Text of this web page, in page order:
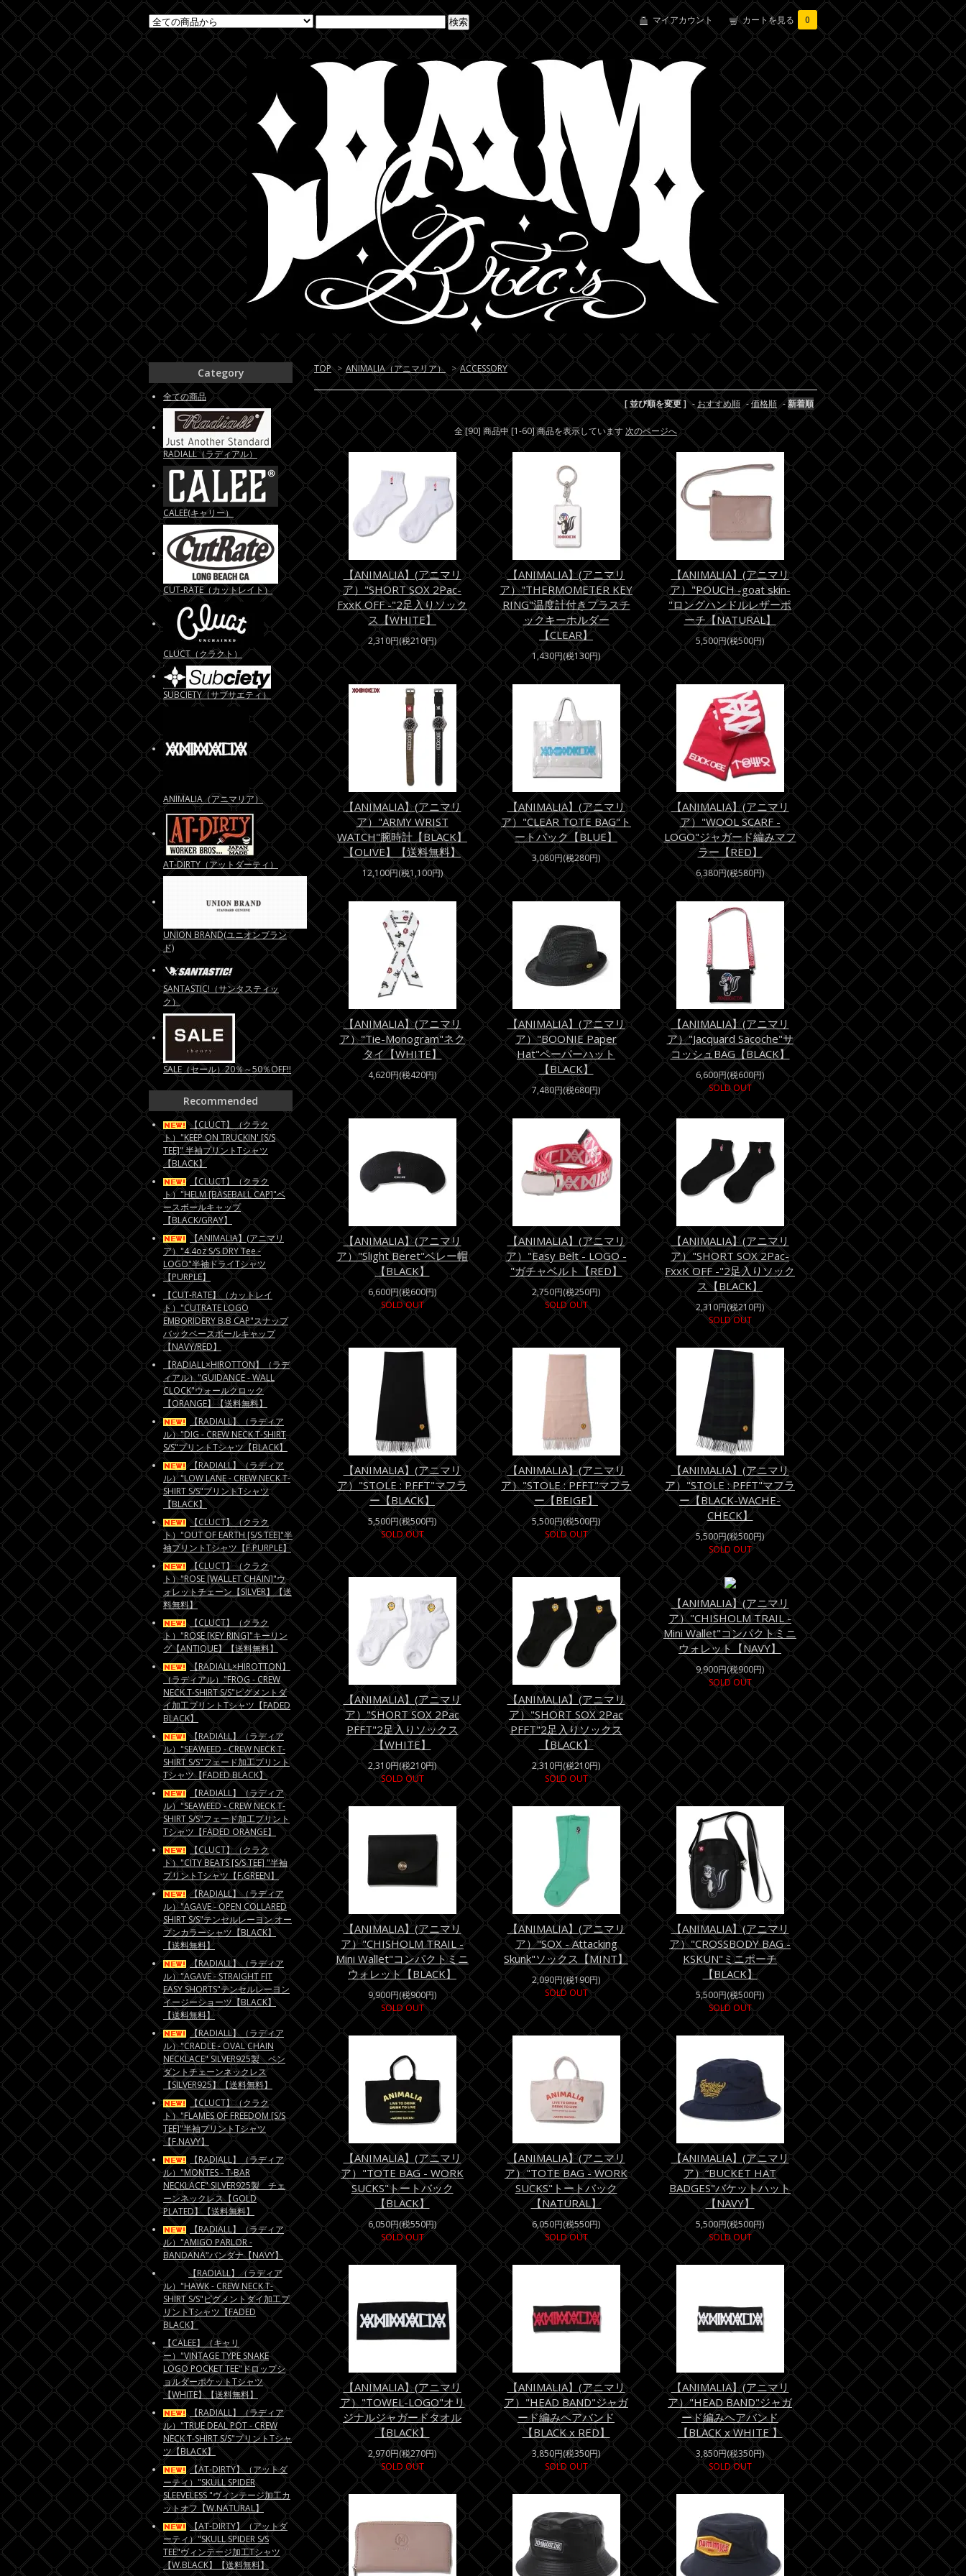
マイアカウント カートを見る 0
TOP > ANIMALIA（アニマリア） > ACCESSORY
[ 並び順を変更 ] - おすすめ順 -価格順 -新着順
全 [90] 商品中 [1-60] 商品を表示しています 次のページへ
【ANIMALIA】(アニマリ
ア）"SHORT SOX 2Pac-
FxxK OFF -"2足入りソック
ス【WHITE】
2,310円(税210円)
【ANIMALIA】(アニマリ
ア）"THERMOMETER KEY
RING"温度計付きプラスチ
ックキーホルダー
【CLEAR】
1,430円(税130円)
【ANIMALIA】(アニマリ
ア）"POUCH -goat skin-
"ロングハンドルレザーポ
ーチ【NATURAL】
5,500円(税500円)
【ANIMALIA】(アニマリ
ア）"ARMY WRIST
WATCH"腕時計【BLACK】
【OLIVE】【送料無料】
12,100円(税1,100円)
【ANIMALIA】(アニマリ
ア）"CLEAR TOTE BAG"ト
ートバック【BLUE】
3,080円(税280円)
【ANIMALIA】(アニマリ
ア）"WOOL SCARF -
LOGO"ジャガード編みマフ
ラー【RED】
6,380円(税580円)
【ANIMALIA】(アニマリ
ア）"Tie-Monogram"ネク
タイ【WHITE】
4,620円(税420円)
【ANIMALIA】(アニマリ
ア）"BOONIE Paper
Hat"ペーパーハット
【BLACK】
7,480円(税680円)
【ANIMALIA】(アニマリ
ア）"Jacquard Sacoche"サ
コッシュBAG【BLACK】
6,600円(税600円)
SOLD OUT
【ANIMALIA】(アニマリ
ア）"Slight Beret"ベレー帽
【BLACK】
6,600円(税600円)
SOLD OUT
【ANIMALIA】(アニマリ
ア）"Easy Belt - LOGO -
"ガチャベルト【RED】
2,750円(税250円)
SOLD OUT
【ANIMALIA】(アニマリ
ア）"SHORT SOX 2Pac-
FxxK OFF -"2足入りソック
ス【BLACK】
2,310円(税210円)
SOLD OUT
【ANIMALIA】(アニマリ
ア）"STOLE : PFFT"マフラ
ー【BLACK】
5,500円(税500円)
SOLD OUT
【ANIMALIA】(アニマリ
ア）"STOLE : PFFT"マフラ
ー【BEIGE】
5,500円(税500円)
SOLD OUT
【ANIMALIA】(アニマリ
ア）"STOLE : PFFT"マフラ
ー【BLACK-WACHE-
CHECK】
5,500円(税500円)
SOLD OUT
【ANIMALIA】(アニマリ
ア）"SHORT SOX 2Pac
PFFT"2足入りソックス
【WHITE】
2,310円(税210円)
SOLD OUT
【ANIMALIA】(アニマリ
ア）"SHORT SOX 2Pac
PFFT"2足入りソックス
【BLACK】
2,310円(税210円)
SOLD OUT
【ANIMALIA】(アニマリ
ア）"CHISHOLM TRAIL -
Mini Wallet"コンパクトミニ
ウォレット【NAVY】
9,900円(税900円)
SOLD OUT
【ANIMALIA】(アニマリ
ア）"CHISHOLM TRAIL -
Mini Wallet"コンパクトミニ
ウォレット【BLACK】
9,900円(税900円)
SOLD OUT
【ANIMALIA】(アニマリ
ア）"SOX - Attacking
Skunk"ソックス【MINT】
2,090円(税190円)
SOLD OUT
【ANIMALIA】(アニマリ
ア）"CROSSBODY BAG -
KSKUN"ミニポーチ
【BLACK】
5,500円(税500円)
SOLD OUT
【ANIMALIA】(アニマリ
ア）"TOTE BAG - WORK
SUCKS"トートバック
【BLACK】
6,050円(税550円)
SOLD OUT
【ANIMALIA】(アニマリ
ア）"TOTE BAG - WORK
SUCKS"トートバック
【NATURAL】
6,050円(税550円)
SOLD OUT
【ANIMALIA】(アニマリ
ア）“BUCKET HAT
BADGES"バケットハット
【NAVY】
5,500円(税500円)
SOLD OUT
【ANIMALIA】(アニマリ
ア）"TOWEL-LOGO"オリ
ジナルジャガードタオル
【BLACK】
2,970円(税270円)
SOLD OUT
【ANIMALIA】(アニマリ
ア）"HEAD BAND"ジャガ
ード編みヘアバンド
【BLACK x RED】
3,850円(税350円)
SOLD OUT
【ANIMALIA】(アニマリ
ア）"HEAD BAND"ジャガ
ード編みヘアバンド
【BLACK x WHITE 】
3,850円(税350円)
SOLD OUT
Category
全ての商品
RADIALL（ラディアル）
CALEE(キャリー）
CUT-RATE（カットレイト）
CLUCT（クラクト）
SUBCIETY（サブサエティ）
ANIMALIA（アニマリア）
AT-DIRTY（アットダーティ）
UNION BRAND(ユニオンブラン
ド)
SANTASTIC!（サンタスティッ
ク）
SALE（セール）20％～50％OFF!!
Recommended
【CLUCT】（クラク
ト）"KEEP ON TRUCKIN' [S/S
TEE]" 半袖プリントTシャツ
【BLACK】
【CLUCT】（クラク
ト）"HELM [BASEBALL CAP]"ベ
ースボールキャップ
【BLACK/GRAY】
【ANIMALIA】(アニマリ
ア）"4.4oz S/S DRY Tee -
LOGO"半袖ドライTシャツ
【PURPLE】
【CUT-RATE】（カットレイ
ト）"CUTRATE LOGO
EMBORIDERY B.B CAP"スナップ
バックベースボールキャップ
【NAVY/RED】
【RADIALL×HIROTTON】（ラデ
ィアル）"GUIDANCE - WALL
CLOCK"ウォールクロック
【ORANGE】【送料無料】
【RADIALL】（ラディア
ル）"DIG - CREW NECK T-SHIRT
S/S"プリントTシャツ【BLACK】
【RADIALL】（ラディア
ル）"LOW LANE - CREW NECK T-
SHIRT S/S"プリントTシャツ
【BLACK】
【CLUCT】（クラク
ト）"OUT OF EARTH [S/S TEE]"半
袖プリントTシャツ【F.PURPLE】
【CLUCT】（クラク
ト）"ROSE [WALLET CHAIN]"ウ
ォレットチェーン【SILVER】【送
料無料】
【CLUCT】（クラク
ト）"ROSE [KEY RING]"キーリン
グ【ANTIQUE】【送料無料】
【RADIALL×HIROTTON】
（ラディアル）"FROG - CREW
NECK T-SHIRT S/S"ピグメントダ
イ加工プリントTシャツ【FADED
BLACK】
【RADIALL】（ラディア
ル）"SEAWEED - CREW NECK T-
SHIRT S/S"フェード加工プリント
Tシャツ【FADED BLACK】
【RADIALL】（ラディア
ル）"SEAWEED - CREW NECK T-
SHIRT S/S"フェード加工プリント
Tシャツ【FADED ORANGE】
【CLUCT】（クラク
ト）"CITY BEATS [S/S TEE] "半袖
プリントTシャツ【F.GREEN】
【RADIALL】（ラディア
ル）"AGAVE - OPEN COLLARED
SHIRT S/S"テンセルレーヨン オー
プンカラーシャツ【BLACK】
【送料無料】
【RADIALL】（ラディア
ル）"AGAVE - STRAIGHT FIT
EASY SHORTS"テンセルレーヨン
イージーショーツ【BLACK】
【送料無料】
【RADIALL】（ラディア
ル）"CRADLE - OVAL CHAIN
NECKLACE" SILVER925製 ペン
ダントチェーンネックレス
【SILVER925】【送料無料】
【CLUCT】（クラク
ト）"FLAMES OF FREEDOM [S/S
TEE]"半袖プリントTシャツ
【F.NAVY】
【RADIALL】（ラディア
ル）"MONTES - T-BAR
NECKLACE" SILVER925製 チェ
ーンネックレス【GOLD
PLATED】【送料無料】
【RADIALL】（ラディア
ル）"AMIGO PARLOR -
BANDANA"バンダナ【NAVY】
【RADIALL】（ラディア
ル）"HAWK - CREW NECK T-
SHIRT S/S"ピグメントダイ加工プ
リントTシャツ【FADED
BLACK】
【CALEE】（キャリ
ー）"VINTAGE TYPE SNAKE
LOGO POCKET TEE"ドロップシ
ョルダーポケットTシャツ
【WHITE】【送料無料】
【RADIALL】（ラディア
ル）"TRUE DEAL POT - CREW
NECK T-SHIRT S/S"プリントTシャ
ツ【BLACK】
【AT-DIRTY】（アットダ
ーティ）"SKULL SPIDER
SLEEVELESS "ヴィンテージ加工カ
ットオフ【W.NATURAL】
【AT-DIRTY】（アットダ
ーティ）"SKULL SPIDER S/S
TEE"ヴィンテージ加工Tシャツ
【W.BLACK】【送料無料】